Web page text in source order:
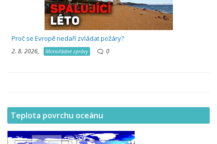
Proč se Evropě nedaří zvládat požáry?
2. 8. 2026, Mimořádné zprávy 0
Teplota povrchu oceánu